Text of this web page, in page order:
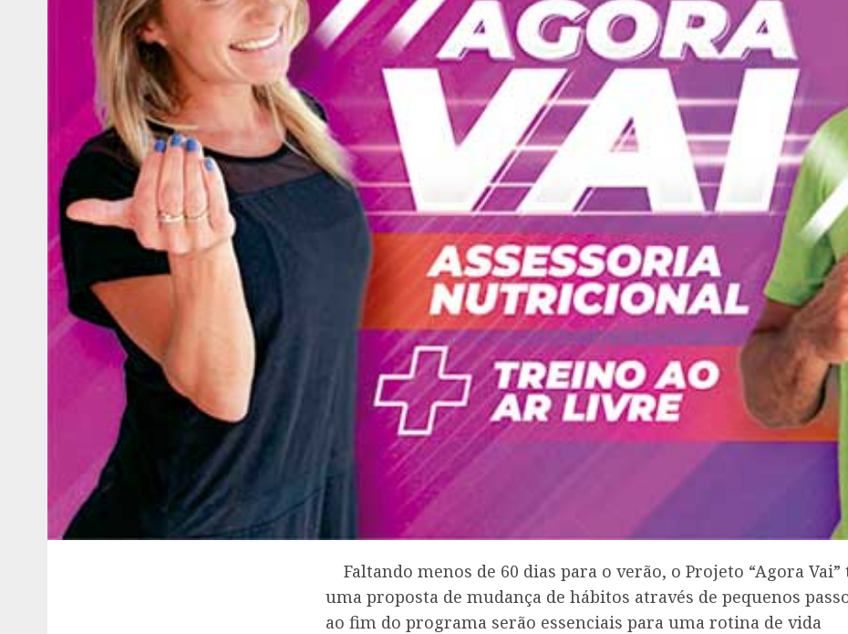
Faltando menos de 60 dias para o verão, o Projeto “Agora Vai”
uma proposta de mudança de hábitos através de pequenos
ao fim do programa serão essenciais para uma rotina de vida